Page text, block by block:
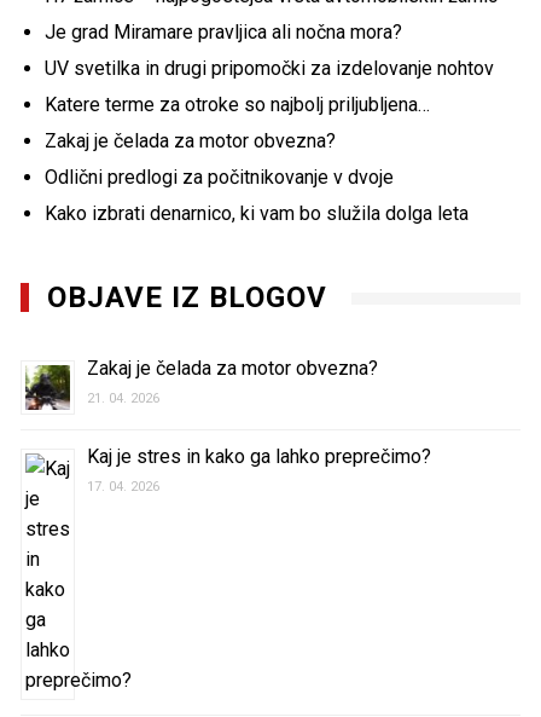
Je grad Miramare pravljica ali nočna mora?
UV svetilka in drugi pripomočki za izdelovanje nohtov
Katere terme za otroke so najbolj priljubljena…
Zakaj je čelada za motor obvezna?
Odlični predlogi za počitnikovanje v dvoje
Kako izbrati denarnico, ki vam bo služila dolga leta
OBJAVE IZ BLOGOV
Zakaj je čelada za motor obvezna?
21. 04. 2026
Kaj je stres in kako ga lahko preprečimo?
17. 04. 2026